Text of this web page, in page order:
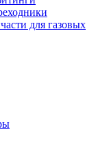
для газовых